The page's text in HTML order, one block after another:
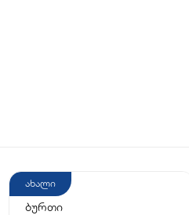
ახალი
ბურთი